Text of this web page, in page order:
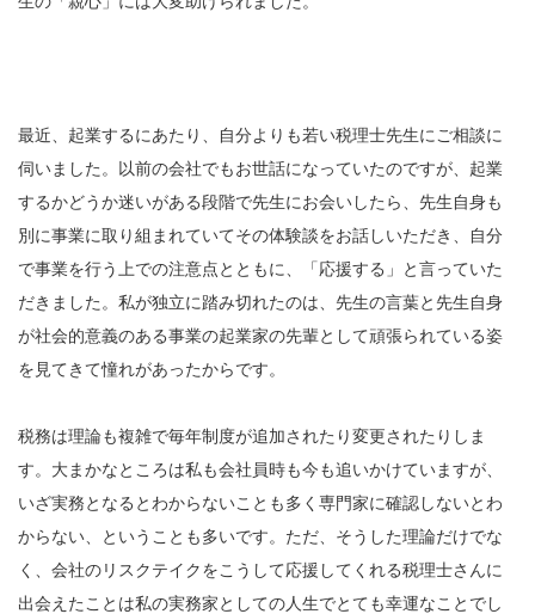
最近、起業するにあたり、自分よりも若い税理士先生にご相談に
伺いました。以前の会社でもお世話になっていたのですが、起業
するかどうか迷いがある段階で先生にお会いしたら、先生自身も
別に事業に取り組まれていてその体験談をお話しいただき、自分
で事業を行う上での注意点とともに、「応援する」と言っていた
だきました。私が独立に踏み切れたのは、先生の言葉と先生自身
が社会的意義のある事業の起業家の先輩として頑張られている姿
を見てきて憧れがあったからです。
税務は理論も複雑で毎年制度が追加されたり変更されたりしま
す。大まかなところは私も会社員時も今も追いかけていますが、
いざ実務となるとわからないことも多く専門家に確認しないとわ
からない、ということも多いです。ただ、そうした理論だけでな
く、会社のリスクテイクをこうして応援してくれる税理士さんに
出会えたことは私の実務家としての人生でとても幸運なことでし